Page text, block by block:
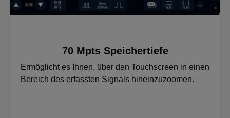
70 Mpts Speichertiefe
Ermöglicht es Ihnen, über den Touchscreen in einen
Bereich des erfassten Signals hineinzuzoomen.